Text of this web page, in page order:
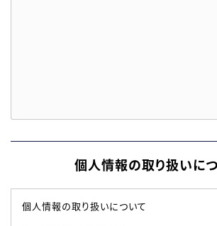
個人情報の取り扱いに
個人情報の取り扱いについて